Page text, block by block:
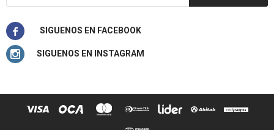

